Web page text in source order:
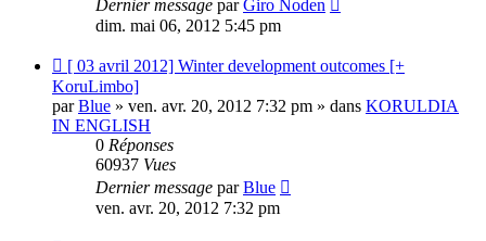
Dernier message parGiro Noden
dim. mai 06, 2012 5:45 pm
Nouveau
message
[ 03 avril 2012] Winter development outcomes [+
KoruLimbo]
parBlue » ven. avr. 20, 2012 7:32 pm » dans KORULDIA
IN ENGLISH
0 Réponses
60937 Vues
Dernier message parBlue
ven. avr. 20, 2012 7:32 pm